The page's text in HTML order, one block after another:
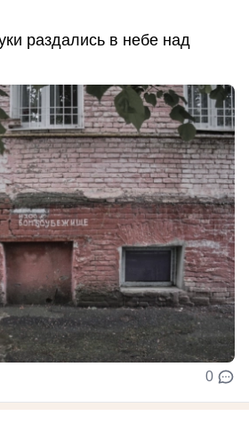
раздались в небе над
0